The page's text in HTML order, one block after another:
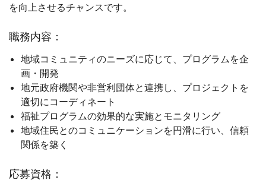
を向上させるチャンスです。
職務内容：
地域コミュニティのニーズに応じて、プログラムを企
画・開発
地元政府機関や非営利団体と連携し、プロジェクトを
適切にコーディネート
福祉プログラムの効果的な実施とモニタリング
地域住民とのコミュニケーションを円滑に行い、信頼
関係を築く
応募資格：